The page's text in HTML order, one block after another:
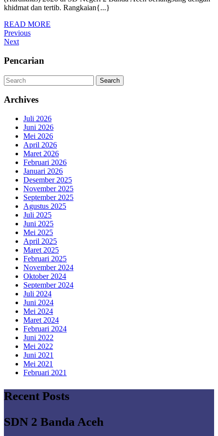
Gelar
khidmat dan tertib. Rangkaian{...}
READ MORE
Navigasi
pos
Previous
Post
Previous
Next
Next
Pencarian
Search Search
Archives
Juli 2026
Juni 2026
Mei 2026
April 2026
Maret 2026
Februari 2026
Januari 2026
Desember 2025
November 2025
September 2025
Agustus 2025
Juli 2025
Juni 2025
Mei 2025
April 2025
Maret 2025
Februari 2025
November 2024
Oktober 2024
September 2024
Juli 2024
Juni 2024
Mei 2024
Maret 2024
Februari 2024
Juni 2022
Mei 2022
Juni 2021
Mei 2021
Februari 2021
Recent Posts
SDN 2 Banda Aceh